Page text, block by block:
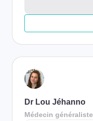
Dr Lou Jéhanno
Médecin généraliste